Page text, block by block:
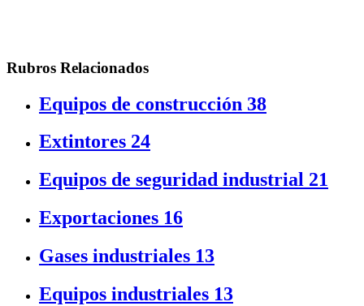
Rubros Relacionados
Equipos de construcción 38
Extintores 24
Equipos de seguridad industrial 21
Exportaciones 16
Gases industriales 13
Equipos industriales 13